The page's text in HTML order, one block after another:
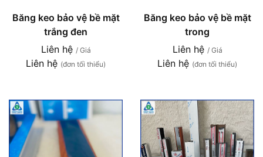
Băng keo bảo vệ bề mặt
trắng đen
Liên hệ / Giá
Liên hệ (đơn tối thiểu)
Băng keo bảo vệ bề mặt
trong
Liên hệ / Giá
Liên hệ (đơn tối thiểu)